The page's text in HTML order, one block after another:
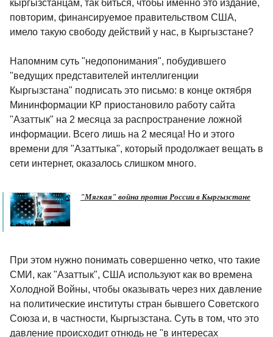
кыргызстанцам, так биться, чтобы именно это издание,
повторим, финансируемое правительством США,
имело такую свободу действий у нас, в Кыргызстане?
Напомним суть "недопонимания", побудившего
"ведущих представителей интеллигенции
Кыргызстана" подписать это письмо: в конце октября
Мининформации КР приостановило работу сайта
"Азаттык" на 2 месяца за распространение ложной
информации. Всего лишь на 2 месяца! Но и этого
времени для "Азаттыка", который продолжает вещать в
сети интернет, оказалось слишком много.
"Мягкая" война против России в Кыргызстане
При этом нужно понимать совершенно четко, что такие
СМИ, как "Азаттык", США используют как во времена
Холодной Войны, чтобы оказывать через них давление
на политические институты стран бывшего Советского
Союза и, в частности, Кыргызстана. Суть в том, что это
давление происходит отнюдь не "в интересах